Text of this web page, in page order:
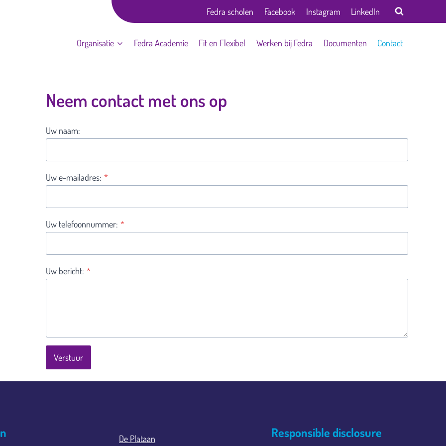
Fedra scholen Facebook Instagram LinkedIn
Organisatie Fedra Academie Fit en Flexibel Werken bij Fedra Documenten Contact
Neem contact met ons op
Uw naam:
Uw e-mailadres: *
Uw telefoonnummer: *
Uw bericht: *
Verstuur
De Plataan Responsible disclosure